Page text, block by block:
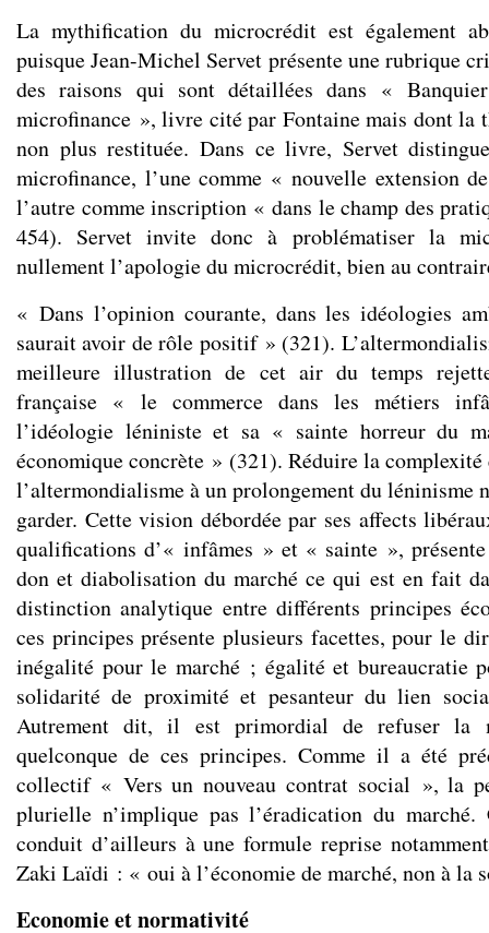
La mythification du microcrédit est également
puisque Jean-Michel Servet présente une rubrique
des raisons qui sont détaillées dans «
microfinance », livre cité par Fontaine mais dont la
non plus restituée. Dans ce livre, Servet
microfinance, l’une comme « nouvelle extension
l’autre comme inscription « dans le champ des
454). Servet invite donc à problématiser la
nullement l’apologie du microcrédit, bien au
« Dans l’opinion courante, dans les idéologies
saurait avoir de rôle positif » (321).
meilleure illustration de cet air du temps
française « le commerce dans les métiers
l’idéologie léniniste et sa « sainte horreur du
économique concrète » (321). Réduire la
l’altermondialisme à un prolongement du léninisme
garder. Cette vision débordée par ses affects
qualifications d’« infâmes » et « sainte »,
don et diabolisation du marché ce qui est en fait
distinction analytique entre différents principes
ces principes présente plusieurs facettes, pour le
inégalité pour le marché ; égalité et bureaucratie
solidarité de proximité et pesanteur du lien
Autrement dit, il est primordial de refuser la
quelconque de ces principes. Comme il a été
collectif « Vers un nouveau contrat social », la
plurielle n’implique pas l’éradication du marché.
conduit d’ailleurs à une formule reprise
Zaki Laïdi : « oui à l’économie de marché, non à la
Economie et normativité